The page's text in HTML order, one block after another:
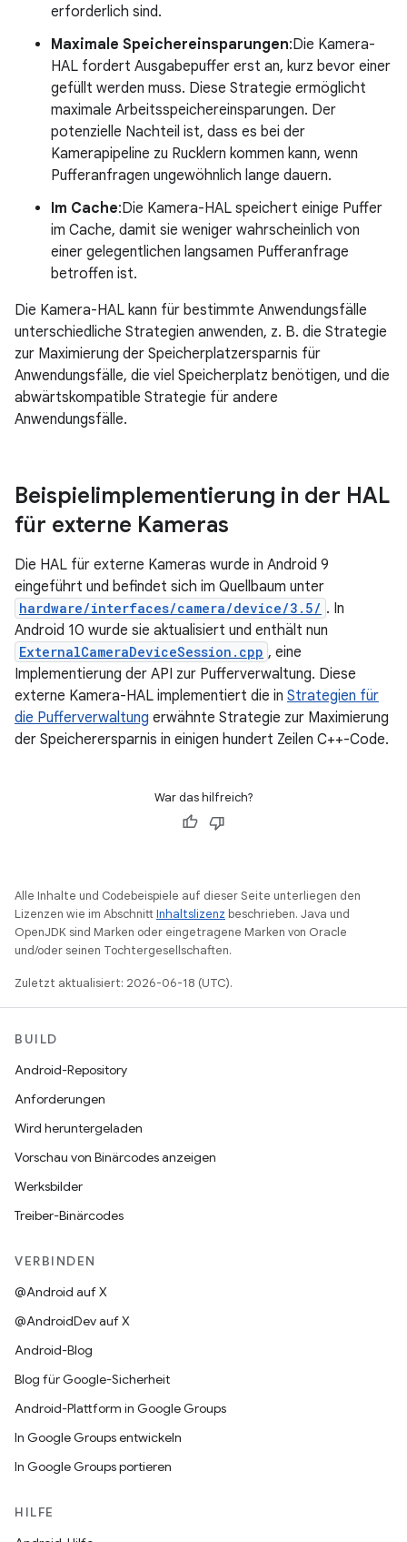
erforderlich sind.
Maximale Speichereinsparungen:Die Kamera-
HAL fordert Ausgabepuffer erst an, kurz bevor einer
gefüllt werden muss. Diese Strategie ermöglicht
maximale Arbeitsspeichereinsparungen. Der
potenzielle Nachteil ist, dass es bei der
Kamerapipeline zu Rucklern kommen kann, wenn
Pufferanfragen ungewöhnlich lange dauern.
Im Cache:Die Kamera-HAL speichert einige Puffer
im Cache, damit sie weniger wahrscheinlich von
einer gelegentlichen langsamen Pufferanfrage
betroffen ist.
Die Kamera-HAL kann für bestimmte Anwendungsfälle
unterschiedliche Strategien anwenden, z. B. die Strategie
zur Maximierung der Speicherplatzersparnis für
Anwendungsfälle, die viel Speicherplatz benötigen, und die
abwärtskompatible Strategie für andere
Anwendungsfälle.
Beispielimplementierung in der HAL
für externe Kameras
Die HAL für externe Kameras wurde in Android 9
eingeführt und befindet sich im Quellbaum unter
hardware/interfaces/camera/device/3.5/ . In
Android 10 wurde sie aktualisiert und enthält nun
ExternalCameraDeviceSession.cpp , eine
Implementierung der API zur Pufferverwaltung. Diese
externe Kamera-HAL implementiert die in Strategien für
die Pufferverwaltung erwähnte Strategie zur Maximierung
der Speicherersparnis in einigen hundert Zeilen C++-Code.
War das hilfreich?
Alle Inhalte und Codebeispiele auf dieser Seite unterliegen den
Lizenzen wie im AbschnittInhaltslizenz beschrieben. Java und
OpenJDK sind Marken oder eingetragene Marken von Oracle
und/oder seinen Tochtergesellschaften.
Zuletzt aktualisiert: 2026-06-18 (UTC).
BUILD
Android-Repository
Anforderungen
Wird heruntergeladen
Vorschau von Binärcodes anzeigen
Werksbilder
Treiber-Binärcodes
VERBINDEN
@Android auf X
@AndroidDev auf X
Android-Blog
Blog für Google-Sicherheit
Android-Plattform in Google Groups
In Google Groups entwickeln
In Google Groups portieren
HILFE